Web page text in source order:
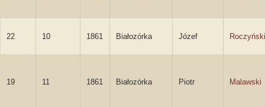
22 10 1861 Białozórka Józef Roczyński
19 11 1861 Białozórka Piotr Malawski